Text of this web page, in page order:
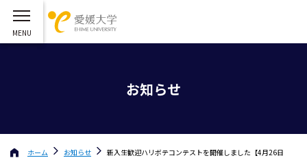
お知らせ
ホーム お知らせ
新入生歓迎ハリボテコンテストを開催しました【4月26日